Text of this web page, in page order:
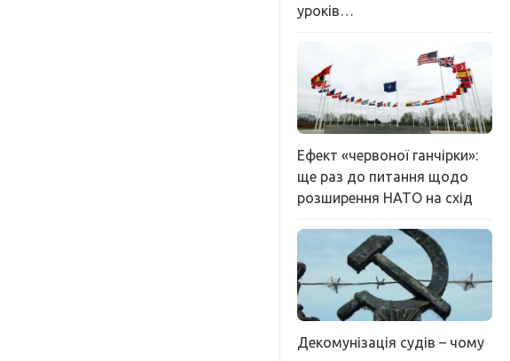
уроків…
Ефект «червоної ганчірки»:
ще раз до питання щодо
розширення НАТО на схід
Декомунізація судів – чому